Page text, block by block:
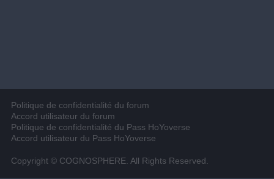
Politique de confidentialité du forum
Accord utilisateur du forum
Politique de confidentialité du Pass HoYoverse
Accord utilisateur du Pass HoYoverse
Copyright © COGNOSPHERE. All Rights Reserved.